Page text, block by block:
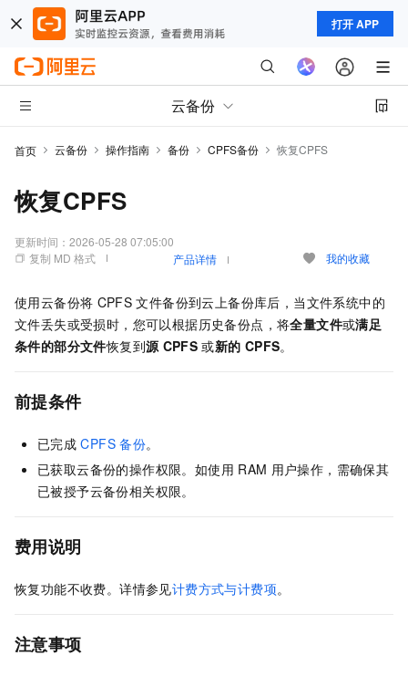
打开 APP
云备份
首页 云备份 操作指南 备份 CPFS备份 恢复CPFS
恢复CPFS
更新时间： 2026-05-28 07:05:00
复制 MD 格式
产品详情 我的收藏
使用云备份将 CPFS 文件备份到云上备份库后，当文件系统中的
文件丢失或受损时，您可以根据历史备份点，将全量文件或满足
条件的部分文件恢复到源 CPFS 或新的 CPFS。
前提条件
已完成 CPFS 备份。
已获取云备份的操作权限。如使用 RAM 用户操作，需确保其
已被授予云备份相关权限。
费用说明
恢复功能不收费。详情参见计费方式与计费项。
注意事项